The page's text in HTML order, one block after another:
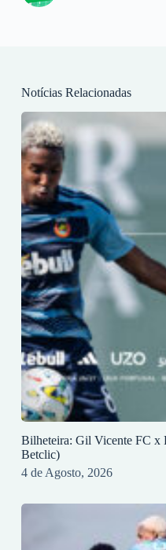
Notícias Relacionadas
Bilheteira: Gil Vicente FC x
Betclic)
4 de Agosto, 2026